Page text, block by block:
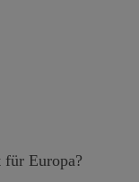
Europa?